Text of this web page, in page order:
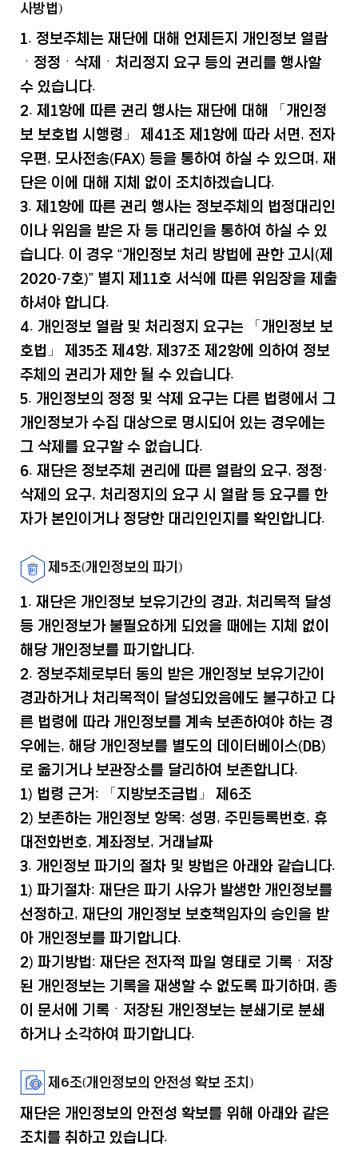
사방법)
1. 정보주체는 재단에 대해 언제든지 개인정보 열람
ㆍ정정ㆍ삭제ㆍ처리정지 요구 등의 권리를 행사할
수 있습니다.
2. 제1항에 따른 권리 행사는 재단에 대해 「개인정
보 보호법 시행령」 제41조 제1항에 따라 서면, 전자
우편, 모사전송(FAX) 등을 통하여 하실 수 있으며, 재
단은 이에 대해 지체 없이 조치하겠습니다.
3. 제1항에 따른 권리 행사는 정보주체의 법정대리인
이나 위임을 받은 자 등 대리인을 통하여 하실 수 있
습니다. 이 경우 “개인정보 처리 방법에 관한 고시(제
2020-7호)” 별지 제11호 서식에 따른 위임장을 제출
하셔야 합니다.
4. 개인정보 열람 및 처리정지 요구는 「개인정보 보
호법」 제35조 제4항, 제37조 제2항에 의하여 정보
주체의 권리가 제한 될 수 있습니다.
5. 개인정보의 정정 및 삭제 요구는 다른 법령에서 그
개인정보가 수집 대상으로 명시되어 있는 경우에는
그 삭제를 요구할 수 없습니다.
6. 재단은 정보주체 권리에 따른 열람의 요구, 정정·
삭제의 요구, 처리정지의 요구 시 열람 등 요구를 한
자가 본인이거나 정당한 대리인인지를 확인합니다.
제5조(개인정보의 파기)
1. 재단은 개인정보 보유기간의 경과, 처리목적 달성
등 개인정보가 불필요하게 되었을 때에는 지체 없이
해당 개인정보를 파기합니다.
2. 정보주체로부터 동의 받은 개인정보 보유기간이
경과하거나 처리목적이 달성되었음에도 불구하고 다
른 법령에 따라 개인정보를 계속 보존하여야 하는 경
우에는, 해당 개인정보를 별도의 데이터베이스(DB)
로 옮기거나 보관장소를 달리하여 보존합니다.
1) 법령 근거: 「지방보조금법」 제6조
2) 보존하는 개인정보 항목: 성명, 주민등록번호, 휴
대전화번호, 계좌정보, 거래날짜
3. 개인정보 파기의 절차 및 방법은 아래와 같습니다.
1) 파기절차: 재단은 파기 사유가 발생한 개인정보를
선정하고, 재단의 개인정보 보호책임자의 승인을 받
아 개인정보를 파기합니다.
2) 파기방법: 재단은 전자적 파일 형태로 기록ㆍ저장
된 개인정보는 기록을 재생할 수 없도록 파기하며, 종
이 문서에 기록ㆍ저장된 개인정보는 분쇄기로 분쇄
하거나 소각하여 파기합니다.
제6조(개인정보의 안전성 확보 조치)
재단은 개인정보의 안전성 확보를 위해 아래와 같은
조치를 취하고 있습니다.